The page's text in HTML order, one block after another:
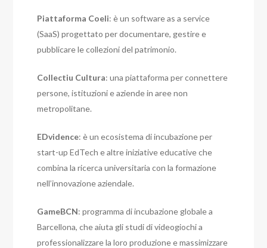
Piattaforma Coeli: è un software as a service
(SaaS) progettato per documentare, gestire e
pubblicare le collezioni del patrimonio.
Collectiu Cultura: una piattaforma per connettere
persone, istituzioni e aziende in aree non
metropolitane.
EDvidence: è un ecosistema di incubazione per
start-up EdTech e altre iniziative educative che
combina la ricerca universitaria con la formazione
nell’innovazione aziendale.
GameBCN: programma di incubazione globale a
Barcellona, ​​​​che aiuta gli studi di videogiochi a
professionalizzare la loro produzione e massimizzare